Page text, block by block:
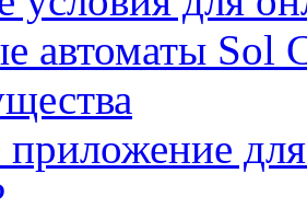
автоматы Sol